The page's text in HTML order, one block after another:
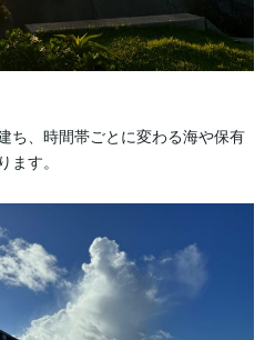
ち、時間帯ごとに変わる海や保有
ます。